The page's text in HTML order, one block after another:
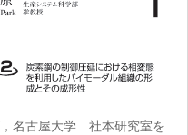
名古屋大学 社本研究室を